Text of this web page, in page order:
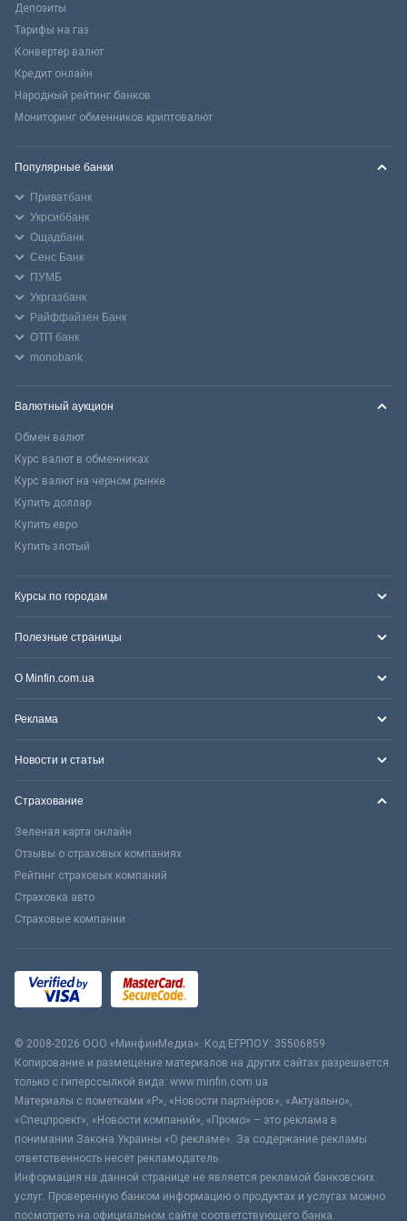
Депозиты
Тарифы на газ
Конвертер валют
Кредит онлайн
Народный рейтинг банков
Мониторинг обменников криптовалют
Популярные банки
Приватбанк
Укрсиббанк
Ощадбанк
Сенс Банк
ПУМБ
Укргазбанк
Райффайзен Банк
ОТП банк
monobank
Валютный аукцион
Обмен валют
Курс валют в обменниках
Курс валют на черном рынке
Купить доллар
Купить евро
Купить злотый
Курсы по городам
Полезные страницы
О Minfin.com.ua
Реклама
Новости и статьи
Страхование
Зеленая карта онлайн
Отзывы о страховых компаниях
Рейтинг страховых компаний
Страховка авто
Страховые компании
© 2008-2026 ООО «МинфинМедиа». Код ЕГРПОУ: 35506859
Копирование и размещение материалов на других сайтах разрешается
только с гиперссылкой вида: www.minfin.com.ua
Материалы с пометками «Р», «Новости партнёров», «Актуально»,
«Спецпроект», «Новости компаний», «Промо» – это реклама в
понимании Закона Украины «О рекламе». За содержание рекламы
ответственность несёт рекламодатель.
Информация на данной странице не является рекламой банковских
услуг. Проверенную банком информацию о продуктах и услугах можно
посмотреть на официальном сайте соответствующего банка.